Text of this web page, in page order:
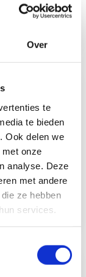
Over
te
te bieden
Ook delen we
onze
analyse. Deze
met andere
ze hebben
services.
– Het